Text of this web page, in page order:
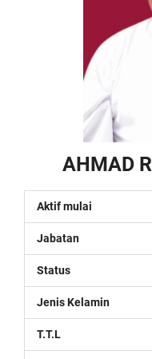
AHMAD
Aktif mulai
Jabatan
Status
Jenis Kelamin
T.T.L